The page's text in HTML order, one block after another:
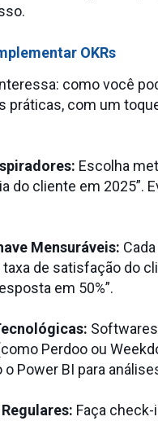
OKRs
como você
práticas, com um
Escolha
do cliente em 2025”.
Mensuráveis:
taxa de satisfação do
em 50%”.
Perdoo ou
Power BI para
Faça